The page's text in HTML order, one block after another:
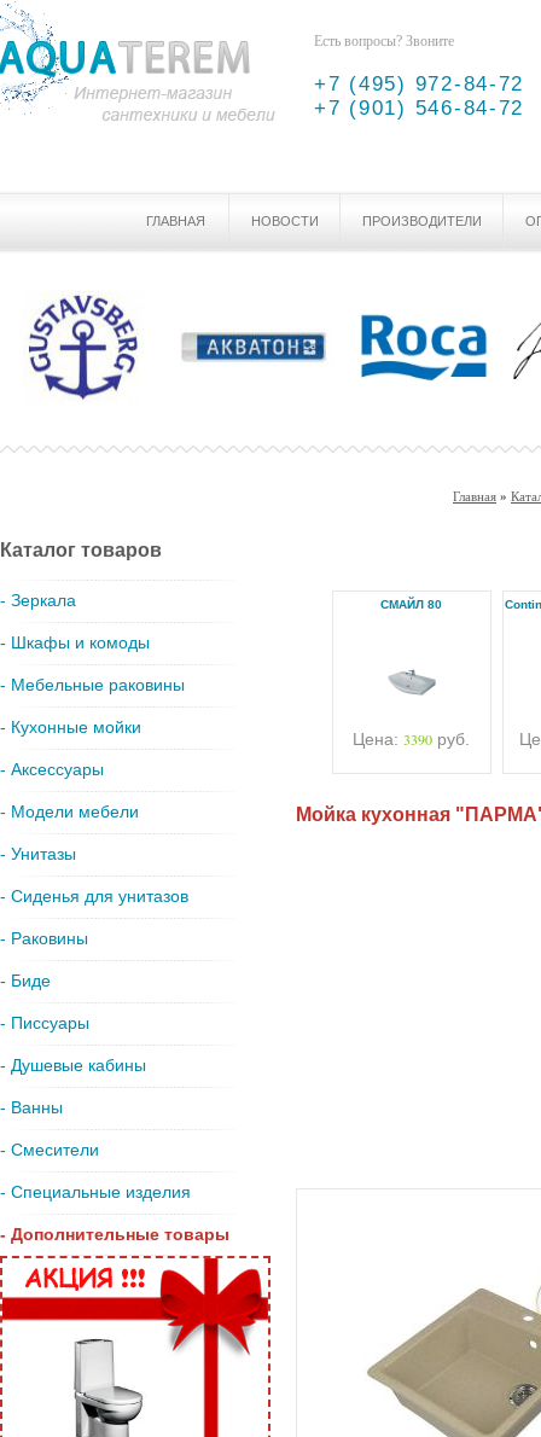
Есть вопросы? Звоните
+7 (495) 972-84-72
+7 (901) 546-84-72
ГЛАВНАЯ НОВОСТИ ПРОИЗВОДИТЕЛИ
Главная »
Каталог товаров
- Зеркала
- Шкафы и комоды
- Мебельные раковины
- Кухонные мойки
- Аксессуары
- Модели мебели
- Унитазы
- Сиденья для унитазов
- Раковины
- Биде
- Писсуары
- Душевые кабины
- Ванны
- Смесители
- Специальные изделия
- Дополнительные товары
СМАЙЛ 80
Цена: 3390 руб.
Мойка кухонная